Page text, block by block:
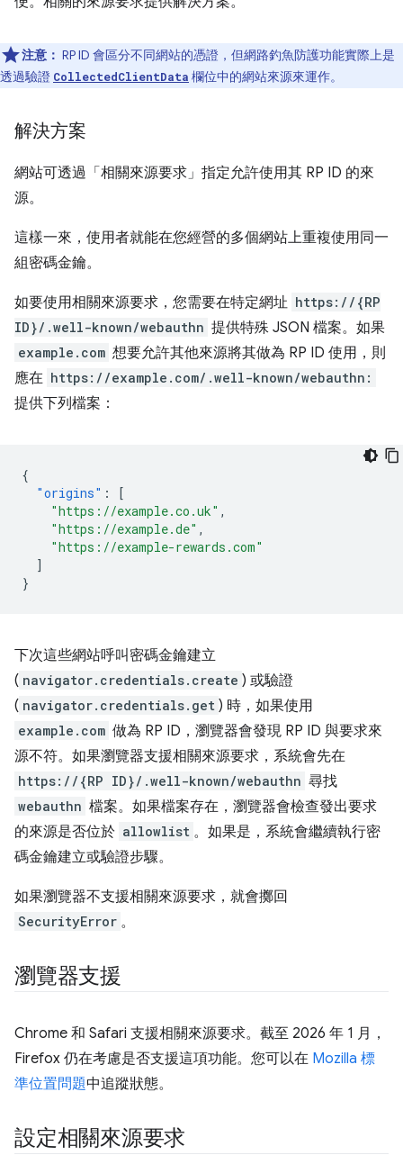
注意： RP ID 會區分不同網站的憑證，但網路釣魚防護功能實際上是
透過驗證 CollectedClientData 欄位中的網站來源來運作。
解決方案
網站可透過「相關來源要求」 指定允許使用其 RP ID 的來
源。
這樣一來，使用者就能在您經營的多個網站上重複使用同一
組密碼金鑰。
如要使用相關來源要求，您需要在特定網址 https://{RP
ID}/.well-known/webauthn 提供特殊 JSON 檔案。如果
example.com 想要允許其他來源將其做為 RP ID 使用，則
應在 https://example.com/.well-known/webauthn:
提供下列檔案：
{
"origins" :
[
"https://example.co.uk" ,
"https://example.de" ,
"https://example-rewards.com"
]
}
下次這些網站呼叫密碼金鑰建立
( navigator.credentials.create ) 或驗證
( navigator.credentials.get ) 時，如果使用
example.com 做為 RP ID，瀏覽器會發現 RP ID 與要求來
源不符。如果瀏覽器支援相關來源要求，系統會先在
https://{RP ID}/.well-known/webauthn 尋找
webauthn 檔案。如果檔案存在，瀏覽器會檢查發出要求
的來源是否位於 allowlist 。如果是，系統會繼續執行密
碼金鑰建立或驗證步驟。
如果瀏覽器不支援相關來源要求，就會擲回
SecurityError 。
瀏覽器支援
Chrome 和 Safari 支援相關來源要求。截至 2026 年 1 月，
Firefox 仍在考慮是否支援這項功能。您可以在 Mozilla 標
準位置問題中追蹤狀態。
設定相關來源要求